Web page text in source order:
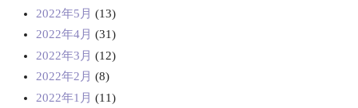
2022年5月 (13)
2022年4月 (31)
2022年3月 (12)
2022年2月 (8)
2022年1月 (11)